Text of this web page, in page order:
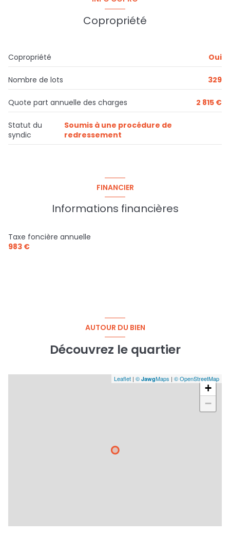
chambre 2
chambre 3
9,20 m²
chambre 4
10,50 m²
salle d\'eau
Copropriété
Copropriété Oui
Nombre de lots 329
Quote part annuelle des charges 2 815 €
Statut du
syndic
Soumis à une procédure de
redressement
FINANCIER
Informations financières
Taxe foncière annuelle
983 €
AUTOUR DU BIEN
Découvrez le quartier
+
−
Leaflet | © JawgMaps | © OpenStreetMap